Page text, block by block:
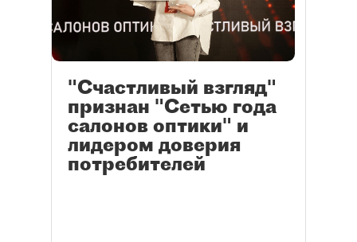
"Счастливый взгляд"
признан "Сетью года
салонов оптики" и
лидером доверия
потребителей